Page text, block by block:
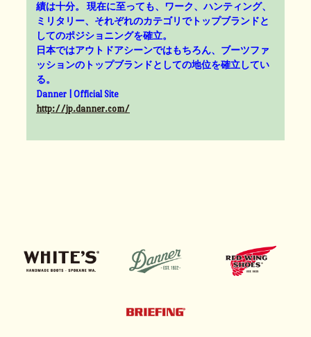
績は十分。 現在に至っても、ワーク、ハンティング、
ミリタリー、それぞれのカテゴリでトップブランドと
してのポジショニングを確立。
日本ではアウトドアシーンではもちろん、ブーツファ
ッションのトップブランドとしての地位を確立してい
る。
Danner | Official Site
http://jp.danner.com/